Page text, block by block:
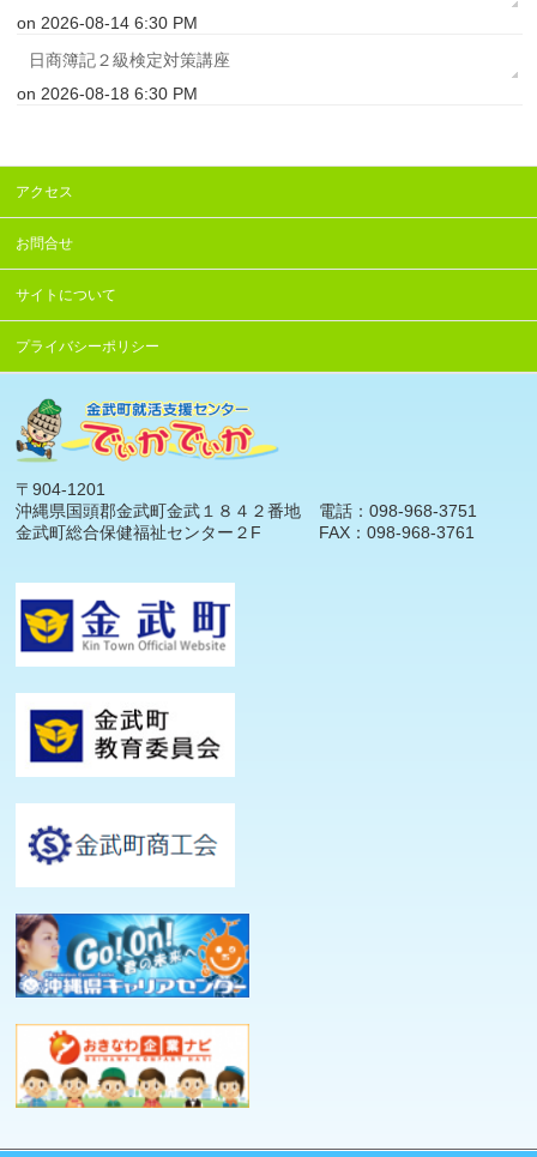
on 2026-08-14 6:30 PM
日商簿記２級検定対策講座
on 2026-08-18 6:30 PM
アクセス
お問合せ
サイトについて
プライバシーポリシー
〒904-1201
沖縄県国頭郡金武町金武１８４２番地
金武町総合保健福祉センター２F
電話：098-968-3751
FAX：098-968-3761